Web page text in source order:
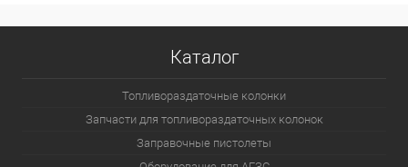
Каталог
Топливораздаточные колонки
Запчасти для топливораздаточных колонок
Заправочные пистолеты